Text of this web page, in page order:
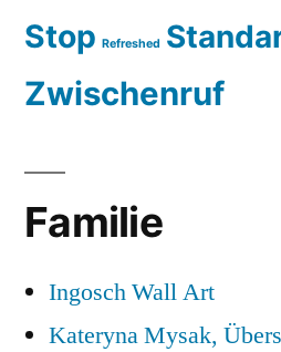
Stop Refreshed
Zwischenruf
Familie
Ingosch Wall Art
Kateryna Mysak,